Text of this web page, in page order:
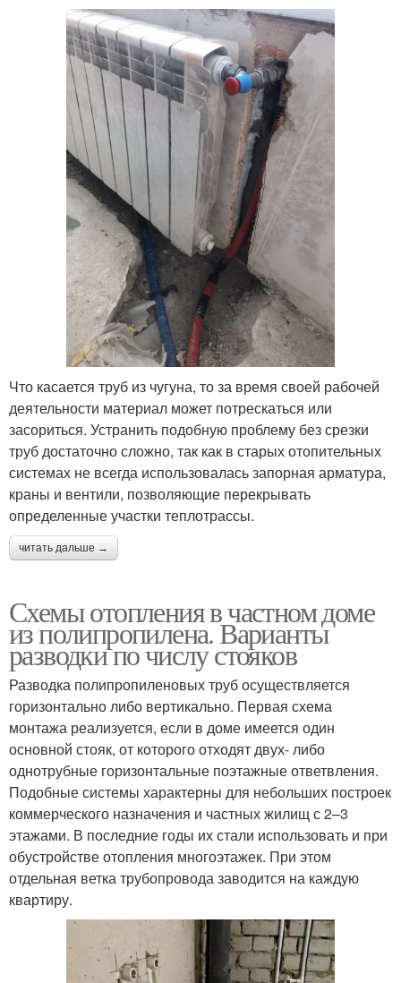
Что касается труб из чугуна, то за время своей рабочей
деятельности материал может потрескаться или
засориться. Устранить подобную проблему без срезки
труб достаточно сложно, так как в старых отопительных
системах не всегда использовалась запорная арматура,
краны и вентили, позволяющие перекрывать
определенные участки теплотрассы.
читать дальше →
Схемы отопления в частном доме
из полипропилена. Варианты
разводки по числу стояков
Разводка полипропиленовых труб осуществляется
горизонтально либо вертикально. Первая схема
монтажа реализуется, если в доме имеется один
основной стояк, от которого отходят двух- либо
однотрубные горизонтальные поэтажные ответвления.
Подобные системы характерны для небольших построек
коммерческого назначения и частных жилищ с 2–3
этажами. В последние годы их стали использовать и при
обустройстве отопления многоэтажек. При этом
отдельная ветка трубопровода заводится на каждую
квартиру.